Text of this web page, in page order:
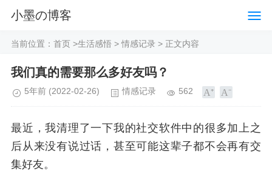
小墨の博客
当前位置： 首页 >生活感悟 >情感记录 > 正文内容
我们真的需要那么多好友吗？
5年前 (2022-02-26) 情感记录 562
最近，我清理了一下我的社交软件中的很多加上之
后从来没有说过话，甚至可能这辈子都不会再有交
集好友。